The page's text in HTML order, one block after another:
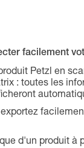
facilement
Petzl en
: toutes les
d'un produit à